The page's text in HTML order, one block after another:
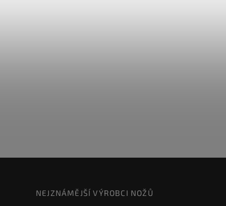
NEJZNÁMĚJŠÍ VÝROBCI NOŽŮ